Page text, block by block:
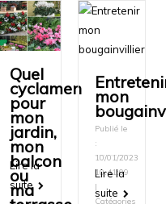
Quel
cyclamen
pour
mon
jardin,
mon
balcon
ou
ma
Lire la
suite
mon
Publié le
:
10/01/2023
10:41:09
|
Catégories
Lire la
suite